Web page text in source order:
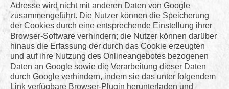
Adresse wird nicht mit anderen Daten von Google
zusammengeführt. Die Nutzer können die Speicherung
der Cookies durch eine entsprechende Einstellung ihrer
Browser-Software verhindern; die Nutzer können darüber
hinaus die Erfassung der durch das Cookie erzeugten
und auf ihre Nutzung des Onlineangebotes bezogenen
Daten an Google sowie die Verarbeitung dieser Daten
durch Google verhindern, indem sie das unter folgendem
Link verfügbare Browser-Plugin herunterladen und